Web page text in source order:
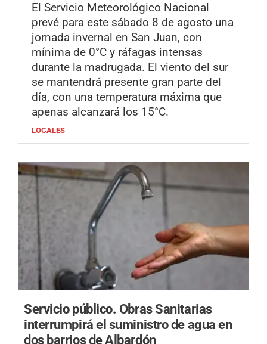
El Servicio Meteorológico Nacional
prevé para este sábado 8 de agosto una
jornada invernal en San Juan, con
mínima de 0°C y ráfagas intensas
durante la madrugada. El viento del sur
se mantendrá presente gran parte del
día, con una temperatura máxima que
apenas alcanzará los 15°C.
LOCALES
Servicio público. Obras Sanitarias
interrumpirá el suministro de agua en
dos barrios de Albardón